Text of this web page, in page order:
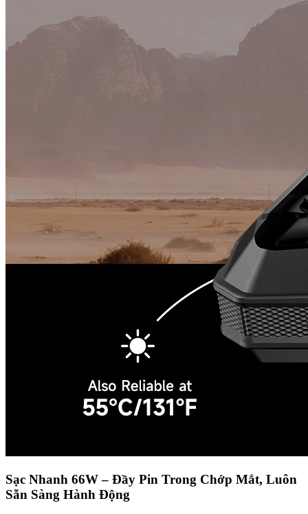
Sạc Nhanh 66W – Đầy Pin Trong Chớp Mắt, Luôn
Sẵn Sàng Hành Động